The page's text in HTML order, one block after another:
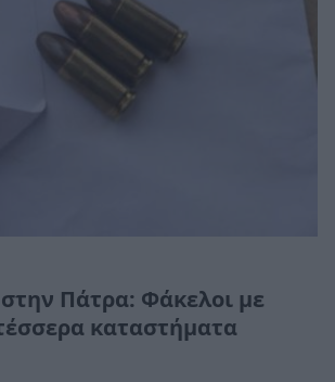
Πάτρα: Φάκελοι με
καταστήματα